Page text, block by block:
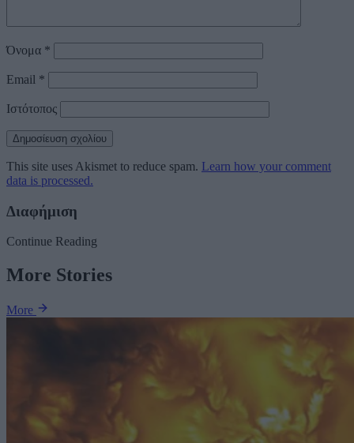
Όνομα *
Email *
Ιστότοπος
This site uses Akismet to reduce spam. Learn how your comment
data is processed.
Διαφήμιση
Continue Reading
More Stories
More